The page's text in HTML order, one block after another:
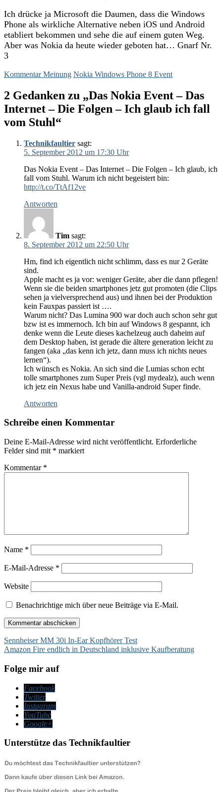
Ich drücke ja Microsoft die Daumen, dass die Windows
Phone als wirkliche Alternative neben iOS und Android
etabliert bekommen und sehe die auf einem guten Weg.
Aber was Nokia da heute wieder geboten hat… Gnarf Nr.
3
Kommentar Meinung Nokia Windows Phone 8 Event
2 Gedanken zu „Das Nokia Event – Das
Internet – Die Folgen – Ich glaub ich fall
vom Stuhl“
Technikfaultier sagt:
5. September 2012 um 17:30 Uhr
Das Nokia Event – Das Internet – Die Folgen – Ich glaub, ich
fall vom Stuhl. Warum ich nicht begeistert bin:
http://t.co/TtAf12ve
Antworten
Tim sagt:
8. September 2012 um 22:50 Uhr
Hm, find ich eigentlich nicht schlimm, dass es nur 2 Geräte
sind.
Apple macht es ja vor: weniger Geräte, aber die dann pflegen!
Wenn sie die beiden smartphones jetz gut promoten (die Clips
sehen ja vielversprechend aus) und ihnen bei der Produktion
kein Fauxpas passiert ist ….
Warum nicht? Das Lumina 900 war doch auch schon sehr gut
bzw ist es immernoch. Ich bin auf Windows 8 gespannt, ich
denke wenn die Leute dieses kachelzeug auch daheim auf
dem Desktop haben, ist gerade die ältere generation leicht zu
fangen (aka „das kenn ich jetz, dann muss ich nichts neues
lernen“).
Ich wünsch es Nokia. An sich sind die Lumias schon echt
tolle smartphones zum Super Preis (vgl mydealz), auch wenn
ich jetz ein Nexus habe und Vanilla-android Super finde.
Antworten
Schreibe einen Kommentar
Deine E-Mail-Adresse wird nicht veröffentlicht. Erforderliche
Felder sind mit * markiert
Kommentar *
Name *
E-Mail-Adresse *
Website
Benachrichtige mich über neue Beiträge via E-Mail.
Beitragsnavigation
Sennheiser MM 30i In-Ear Kopfhörer Test
Amazon Fire endlich in Deutschland inklusive Kaufberatung
Folge mir auf
Facebook
Twitter
Instagram
YouTube
Google+
Unterstütze das Technikfaultier